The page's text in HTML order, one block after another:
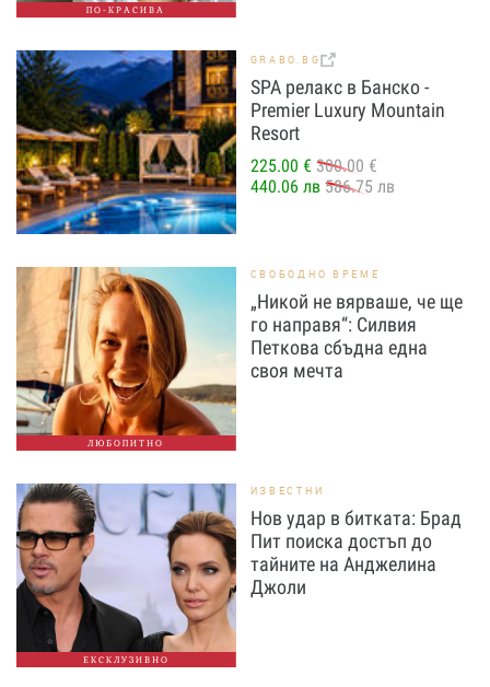
ПО-КРАСИВА
GRABO.BG
SPA релакс в Банско -
Premier Luxury Mountain
Resort
225.00 € 300.00 €
440.06 лв 586.75 лв
ЛЮБОПИТНО
СВОБОДНО ВРЕМЕ
„Никой не вярваше, че ще
го направя“: Силвия
Петкова сбъдна една
своя мечта
ЕКСКЛУЗИВНО
ИЗВЕСТНИ
Нов удар в битката: Брад
Пит поиска достъп до
тайните на Анджелина
Джоли